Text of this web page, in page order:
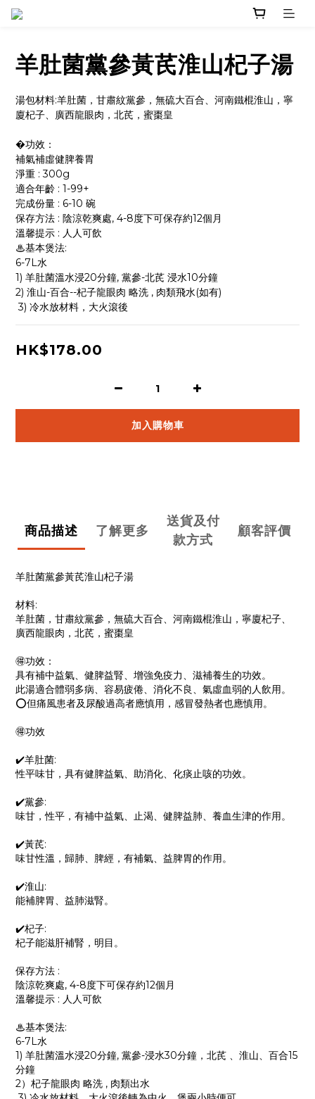
羊肚菌黨參黃芪淮山杞子湯
湯包材料:羊肚菌，甘肅紋黨參，無硫大百合、河南鐵棍淮山，寧
廈杞子、廣西龍眼肉，北芪，蜜棗皇
�功效：
補氣補虛健脾養胃
淨重 : 300g
適合年齡 : 1-99+
完成份量 : 6-10 碗
保存方法 : 陰涼乾爽處, 4-8度下可保存約12個月
溫馨提示 : 人人可飲
♨基本煲法:
6-7L水
1) 羊肚菌溫水浸20分鐘, 黨參-北芪 浸水10分鐘
2) 淮山-百合--杞子龍眼肉 略洗 , 肉類飛水(如有)
3) 冷水放材料，大火滾後
HK$178.00
加入購物車
商品描述 了解更多
送貨及付
款方式
顧客評價
羊肚菌黨參黃芪淮山杞子湯
材料:
羊肚菌，甘肅紋黨參，無硫大百合、河南鐵棍淮山，寧廈杞子、
廣西龍眼肉，北芪，蜜棗皇
🉐功效：
具有補中益氣、健脾益腎、增強免疫力、滋補養生的功效。
此湯適合體弱多病、容易疲倦、消化不良、氣虛血弱的人飲用。
⭕️但痛風患者及尿酸過高者應慎用，感冒發熱者也應慎用。
🉐功效
✔️羊肚菌:
性平味甘，具有健脾益氣、助消化、化痰止咳的功效。
✔️黨參:
味甘，性平，有補中益氣、止渴、健脾益肺、養血生津的作用。
✔️黃芪:
味甘性溫，歸肺、脾經，有補氣、益脾胃的作用。
✔️淮山:
能補脾胃、益肺滋腎。
✔️杞子:
杞子能滋肝補腎，明目。
保存方法 :
陰涼乾爽處, 4-8度下可保存約12個月
溫馨提示 : 人人可飲
♨基本煲法:
6-7L水
1) 羊肚菌溫水浸20分鐘, 黨參-浸水30分鐘，北芪 、淮山、百合15
分鐘
2）杞子龍眼肉 略洗 , 肉類出水